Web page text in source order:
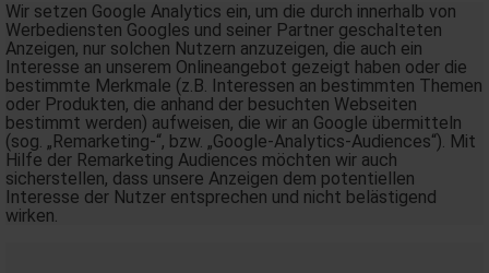
Wir setzen Google Analytics ein, um die durch innerhalb von
Werbediensten Googles und seiner Partner geschalteten
Anzeigen, nur solchen Nutzern anzuzeigen, die auch ein
Interesse an unserem Onlineangebot gezeigt haben oder die
bestimmte Merkmale (z.B. Interessen an bestimmten Themen
oder Produkten, die anhand der besuchten Webseiten
bestimmt werden) aufweisen, die wir an Google übermitteln
(sog. „Remarketing-“, bzw. „Google-Analytics-Audiences“). Mit
Hilfe der Remarketing Audiences möchten wir auch
sicherstellen, dass unsere Anzeigen dem potentiellen
Interesse der Nutzer entsprechen und nicht belästigend
wirken.